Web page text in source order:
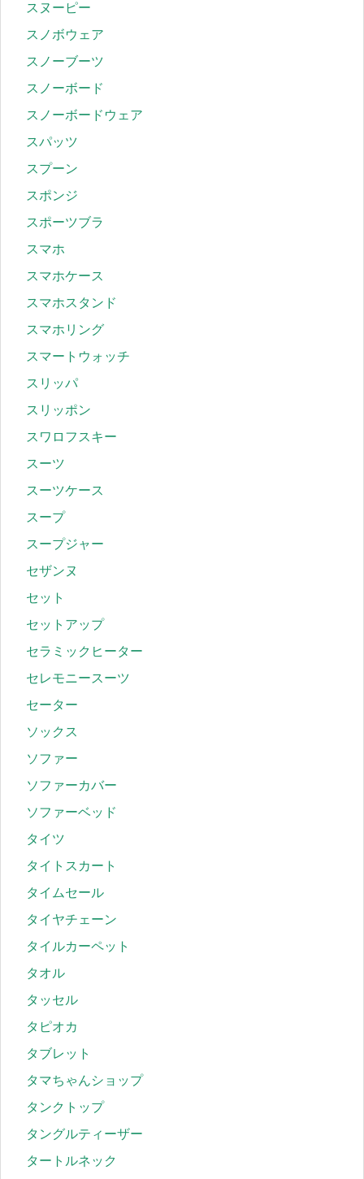
スヌーピー
スノボウェア
スノーブーツ
スノーボード
スノーボードウェア
スパッツ
スプーン
スポンジ
スポーツブラ
スマホ
スマホケース
スマホスタンド
スマホリング
スマートウォッチ
スリッパ
スリッポン
スワロフスキー
スーツ
スーツケース
スープ
スープジャー
セザンヌ
セット
セットアップ
セラミックヒーター
セレモニースーツ
セーター
ソックス
ソファー
ソファーカバー
ソファーベッド
タイツ
タイトスカート
タイムセール
タイヤチェーン
タイルカーペット
タオル
タッセル
タピオカ
タブレット
タマちゃんショップ
タンクトップ
タングルティーザー
タートルネック